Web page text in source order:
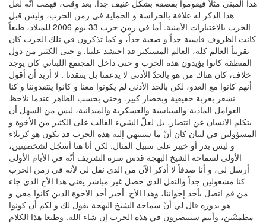
هذا المبنى مثلاً فيقوموا بقصفه بشكل عنيف جداً. بعد وقت، فهمت أنّه لعل
هذا الذكر له علاقة بالحراسة و الحماية في زمن الحرب، وليس قبل
الحرب بالاعتبارات الأمنية. أما في زمن حرب 33 يوم 2006 للميلاد، طبعاً
كانت الظروف قاسية جداً و صعبة جداً، و كما تذكرون في تلك الحرب كان
تقريباً العالم كله، العالم المستكبر قد احتشد علينا. و حتى الكثير من دول
المنطقة كانوا يؤيدون هذه الحرب و حتى داخل المجتمع اللبناني كان يوجد
خلاف، كان هناك من هو بالحدّ الأدنى لا يدعمنا بل ينتقدنا . لا أريد أن أقول
أنهم كانوا مع العدو، لكن بالحد الأدنى لم يكونوا معنا و كانوا ينتقدوننا و كنا
نشعر بغربة حقيقية وبحصار كبير. وحتى بحسب الظاهر عندما نلاحظ
العوامل المادية والسياسية والعسكرية والميدانية، ليس من السهل أن
يتكلم الانسان عن انتصار. بل لعلّ الشيء الغالب على الكثير من الأخوة و
المسؤولين في لبنان كان أنّ ما ستنتهي إليه هذه الحرب قد يكون هو كربلاء
و ليس بدر أو خيبر على سبيل المثال. لكن أنا هنا أسجّل لشخصيتين،
الأولى لسماحة الشيخ البهجة قدس سره الشريف أنّه في الأيام الأولى
أرسل لي، و أنا صدقاً لا أذكر الآن من الذي نقل لي لأنه في زمن الحرب
كنا مشغولين جداً والنقل الذي حصل غير مباشر يعني هذا الأخ الذي جاء
من قم اتصل بأحد إخواننا، وهذا الأخ أخبر أحد الاخوة الذين كانوا معي و
هو بدوره قال لي أنّ سماحة الشيخ البهجة يقول لك و لكم أن كونوا
مطمئنّين، وأنتم ستنتصرون في هذه الحرب إن شاء الله. وطبعا هذا الكلام